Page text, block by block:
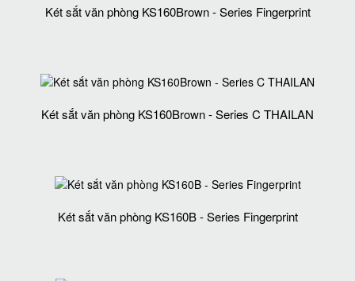
Két sắt văn phòng KS160Brown - Series Fingerprint
Két sắt văn phòng KS160Brown - Series C THAILAN
Két sắt văn phòng KS160B - Series Fingerprint